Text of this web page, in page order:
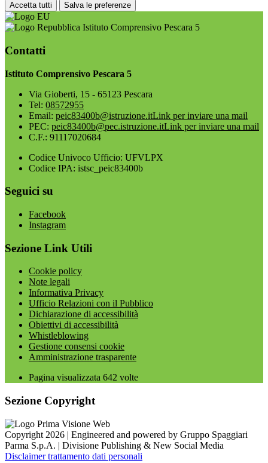
Accetta tutti Salva le preferenze
Istituto Comprensivo Pescara 5
Contatti
Istituto Comprensivo Pescara 5
Via Gioberti, 15 - 65123 Pescara
Tel: 08572955
Email: peic83400b@istruzione.itLink per inviare una mail
PEC: peic83400b@pec.istruzione.itLink per inviare una mail
C.F.: 91117020684
Codice Univoco Ufficio: UFVLPX
Codice IPA: istsc_peic83400b
Seguici su
Facebook
Instagram
Sezione Link Utili
Cookie policy
Note legali
Informativa Privacy
Ufficio Relazioni con il Pubblico
Dichiarazione di accessibilità
Obiettivi di accessibilità
Whistleblowing
Gestione consensi cookie
Amministrazione trasparente
Pagina visualizzata 642 volte
Sezione Copyright
Copyright 2026 | Engineered and powered by Gruppo Spaggiari
Parma S.p.A. | Divisione Publishing & New Social Media
Disclaimer trattamento dati personali